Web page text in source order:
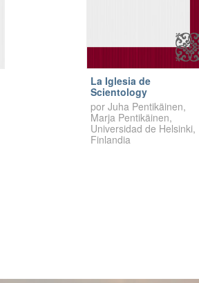
La Iglesia de
Scientology
por Juha Pentikäinen,
Marja Pentikäinen,
Universidad de Helsinki,
Finlandia